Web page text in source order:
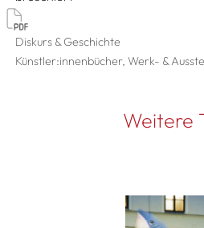
Diskurs & Geschichte
Künstler:innenbücher, Werk- &
Weitere